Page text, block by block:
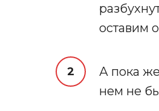
оставим
А пока
нем не